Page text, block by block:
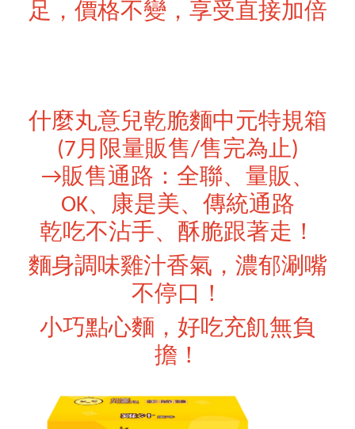
足，價格不變，享受直接加倍
什麼丸意兒乾脆麵中元特規箱
(7月限量販售/售完為止)
→販售通路：全聯、量販、
OK、康是美、傳統通路
乾吃不沾手、酥脆跟著走！
麵身調味雞汁香氣，濃郁涮嘴
不停口！
小巧點心麵，好吃充飢無負
擔！